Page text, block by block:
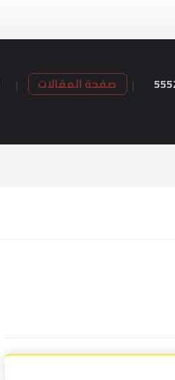
صفحة المقالات